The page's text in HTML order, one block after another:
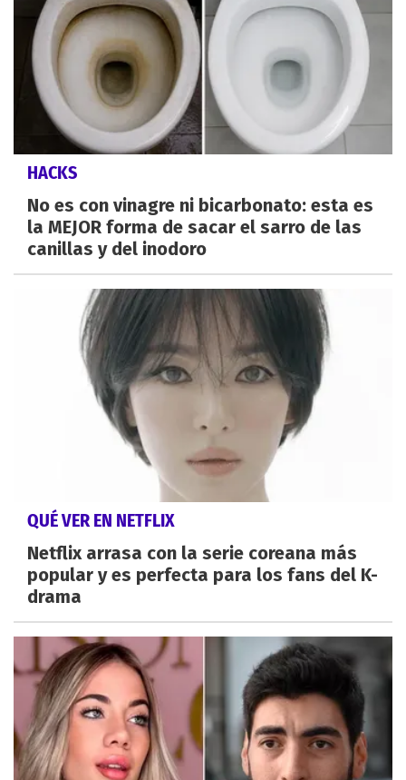
HACKS
No es con vinagre ni bicarbonato: esta es
la MEJOR forma de sacar el sarro de las
canillas y del inodoro
QUÉ VER EN NETFLIX
Netflix arrasa con la serie coreana más
popular y es perfecta para los fans del K-
drama